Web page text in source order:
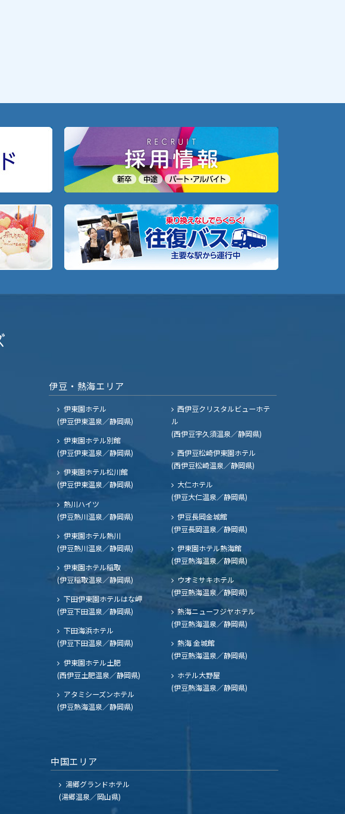
伊豆・熱海エリア
伊東園ホテル
(伊豆伊東温泉／静岡県)
伊東園ホテル別館
(伊豆伊東温泉／静岡県)
伊東園ホテル松川館
(伊豆伊東温泉／静岡県)
熱川ハイツ
(伊豆熱川温泉／静岡県)
伊東園ホテル熱川
(伊豆熱川温泉／静岡県)
伊東園ホテル稲取
(伊豆稲取温泉／静岡県)
下田伊東園ホテルはな岬
(伊豆下田温泉／静岡県)
下田海浜ホテル
(伊豆下田温泉／静岡県)
伊東園ホテル土肥
(西伊豆土肥温泉／静岡県)
西伊豆クリスタルビューホテ
ル
(西伊豆宇久須温泉／静岡県)
西伊豆松崎伊東園ホテル
(西伊豆松崎温泉／静岡県)
大仁ホテル
(伊豆大仁温泉／静岡県)
伊豆長岡金城館
(伊豆長岡温泉／静岡県)
伊東園ホテル熱海館
(伊豆熱海温泉／静岡県)
ウオミサキホテル
(伊豆熱海温泉／静岡県)
熱海ニューフジヤホテル
(伊豆熱海温泉／静岡県)
熱海 金城館
(伊豆熱海温泉／静岡県)
ホテル大野屋
(伊豆熱海温泉／静岡県)
アタミシーズンホテル
(伊豆熱海温泉／静岡県)
中国エリア
湯郷グランドホテル
(湯郷温泉／岡山県)